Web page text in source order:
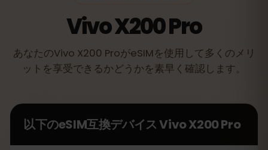
Vivo X200 Pro
あなたのVivo X200 ProがeSIMを使用して多くのメリ
ットを享受できるかどうかを素早く確認します。
以下のeSIM互換デバイスVivo X200 Pro